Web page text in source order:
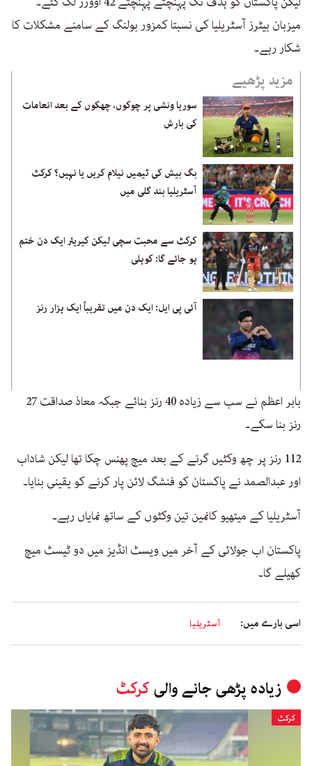
میزبان بیٹرز آسٹریلیا کی نسبتا کمزور بولنگ کے سامنے مشکلات کا
شکار رہے۔
مزید پڑھیے
سوریا ونشی پر چوکوں، چھکوں کے بعد انعامات
کی بارش
بگ بیش کی ٹیمیں نیلام کریں یا نہیں؟ کرکٹ
آسٹریلیا بند گلی میں
کرکٹ سے محبت سچی لیکن کیریئر ایک دن ختم
ہو جائے گا: کوہلی
آئی پی ایل: ایک دن میں تقریباً ایک ہزار رنز
بابر اعظم نے سب سے زیادہ 40 رنز بنائے جبکہ معاذ صداقت 27
رنز بنا سکے۔
112 رنز پر چھ وکٹیں گرنے کے بعد میچ پھنس چکا تھا لیکن شاداب
اور عبدالصمد نے پاکستان کو فنشگ لائن پار کرنے کو یقینی بنایا۔
آسٹریلیا کے میتھیو کانمین تین وکٹوں کے ساتھ نمایاں رہے۔
پاکستان اب جولائی کے آخر میں ویسٹ انڈیز میں دو ٹیسٹ میچ
کھیلے گا۔
اسی بارے میں: آسٹریلیا
زیادہ پڑھی جانے والیکرکٹ
کرکٹ